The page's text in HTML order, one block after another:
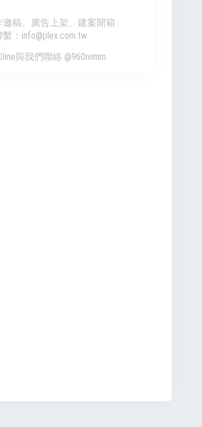
邀稿、廣告上架、建案開箱
：info@plex.com.tw
與我們聯絡 @960ivimm